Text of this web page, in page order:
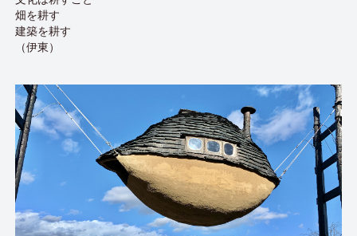
畑を耕す
建築を耕す
（伊東）